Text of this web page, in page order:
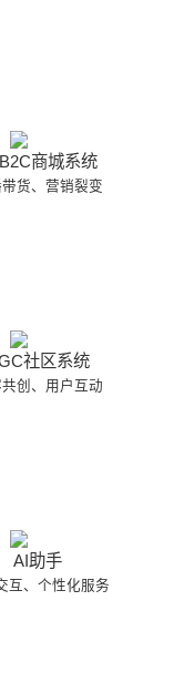
商城系统
带货、营销裂变
社区系统
共创、用户互动
AI助手
互、个性化服务